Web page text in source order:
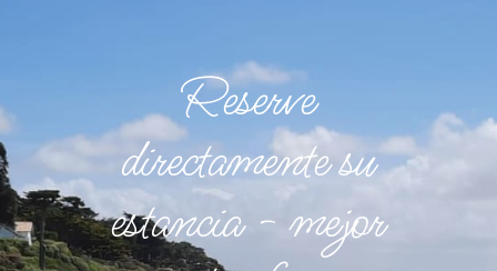
Reserve
directamente su
estancia - mejor